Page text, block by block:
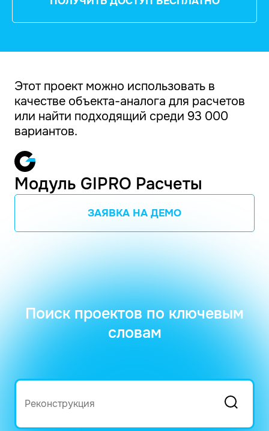
Этот проект можно использовать в
качестве объекта-аналога для расчетов
или найти подходящий среди 93 000
вариантов.
Модуль GIPRO Расчеты
ЗАЯВКА НА ДЕМО
Поиск проектов по ключевым
словам